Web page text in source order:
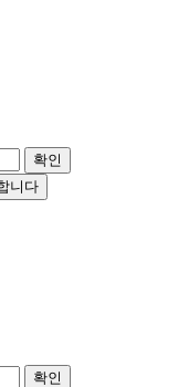
확인
니다
확인